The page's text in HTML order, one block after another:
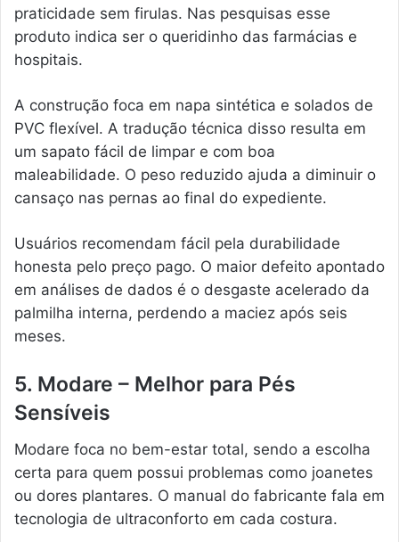
praticidade sem firulas. Nas pesquisas esse
produto indica ser o queridinho das farmácias e
hospitais.
A construção foca em napa sintética e solados de
PVC flexível. A tradução técnica disso resulta em
um sapato fácil de limpar e com boa
maleabilidade. O peso reduzido ajuda a diminuir o
cansaço nas pernas ao final do expediente.
Usuários recomendam fácil pela durabilidade
honesta pelo preço pago. O maior defeito apontado
em análises de dados é o desgaste acelerado da
palmilha interna, perdendo a maciez após seis
meses.
5. Modare – Melhor para Pés
Sensíveis
Modare foca no bem-estar total, sendo a escolha
certa para quem possui problemas como joanetes
ou dores plantares. O manual do fabricante fala em
tecnologia de ultraconforto em cada costura.